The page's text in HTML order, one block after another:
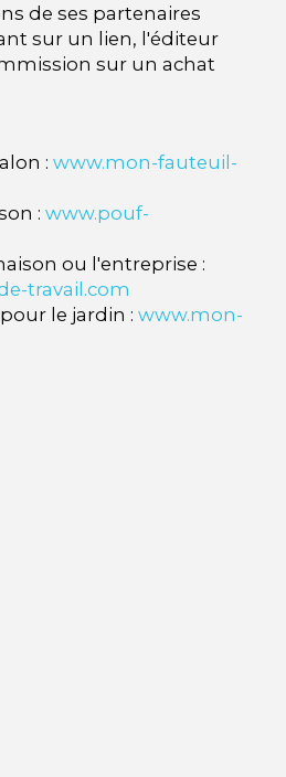
de ses partenaires
sur un lien, l'éditeur
sur un achat
: www.mon-fauteuil-
: www.pouf-
ou l'entreprise :
travail.com
le jardin : www.mon-